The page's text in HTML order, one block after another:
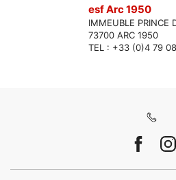
esf Arc 1950
IMMEUBLE PRINCE
73700 ARC 1950
TEL : +33 (0)4 79